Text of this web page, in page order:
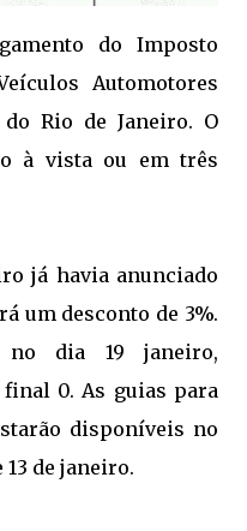
do Imposto
Automotores
do Rio de Janeiro. O
à vista ou em três
já havia anunciado
um desconto de 3%.
no dia 19 janeiro,
0. As guias para
disponíveis no
de janeiro.